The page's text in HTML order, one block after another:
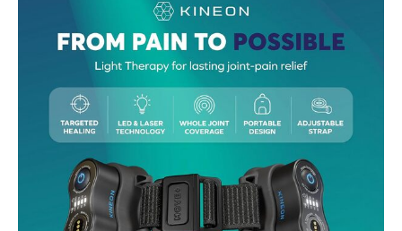
entier. Contenu : le colis
comprend 3 modules
LED + infrarouge, une
sangle réglable, un étui
de voyage, une station
de charge et un guide
de démarrage rapide
lumière rouge.